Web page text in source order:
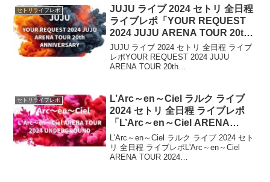
M...
セトリライブレポ
JUJU ライブ 2024 セトリ 全日程
ライブレポ「YOUR REQUEST
2024 JUJU ARENA TOUR 20th
ANNIVERSARY」
JUJU ライブ 2024 セトリ 全日程 ライブ
レポYOUR REQUEST 2024 JUJU
ARENA TOUR 20th
ANNIVERSARY ...
セトリライブレポ
L’Arc～en～Ciel ラルク ライブ
2024 セトリ 全日程 ライブレポ
「L’Arc～en～Ciel ARENA
TOUR 2024 UNDERGROUND」
L'Arc～en～Ciel ラルク ライブ 2024 セト
リ 全日程 ライブレポL'Arc～en～Ciel
ARENA TOUR 2024